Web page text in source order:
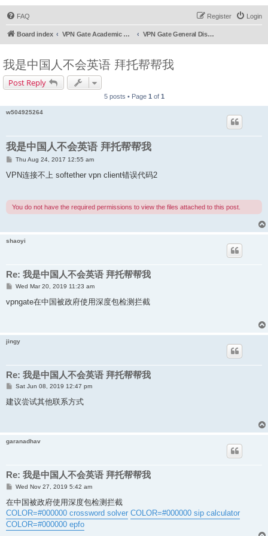
FAQ Login
Register
Board index VPN Gate Academic Experiment Service Forums VPN Gate General Discussion
我是中国人不会英语 拜托帮帮我
Post Reply
5 posts • Page 1 of 1
w504925264
我是中国人不会英语 拜托帮帮我
P
s
Thu Aug 24, 2017 12:55 am
VPN连接不上 softether vpn client错误代码2
You do not have the required permissions to view the files attached to this post.
shaoyi
Re: 我是中国人不会英语 拜托帮帮我
P
s
Wed Mar 20, 2019 11:23 am
vpngate在中国被政府使用深度包检测拦截
jingy
Re: 我是中国人不会英语 拜托帮帮我
P
s
t
Sat Jun 08, 2019 12:47 pm
建议尝试其他联系方式
garanadhav
Re: 我是中国人不会英语 拜托帮帮我
P
s
t
Wed Nov 27, 2019 5:42 am
在中国被政府使用深度包检测拦截
COLOR=#000000 crossword solver COLOR=#000000 sip calculator
COLOR=#000000 epfo